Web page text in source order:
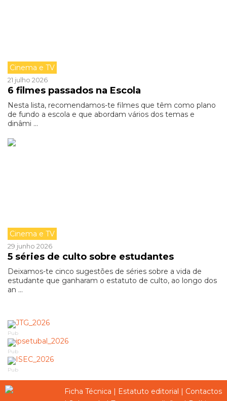
Cinema e TV
21 julho 2026
6 filmes passados na Escola
Nesta lista, recomendamos-te filmes que têm como plano
de fundo a escola e que abordam vários dos temas e
dinâmi ...
Cinema e TV
29 junho 2026
5 séries de culto sobre estudantes
Deixamos-te cinco sugestões de séries sobre a vida de
estudante que ganharam o estatuto de culto, ao longo dos
an ...
Pub
Pub
Pub
Ficha Técnica | Estatuto editorial | Contactos